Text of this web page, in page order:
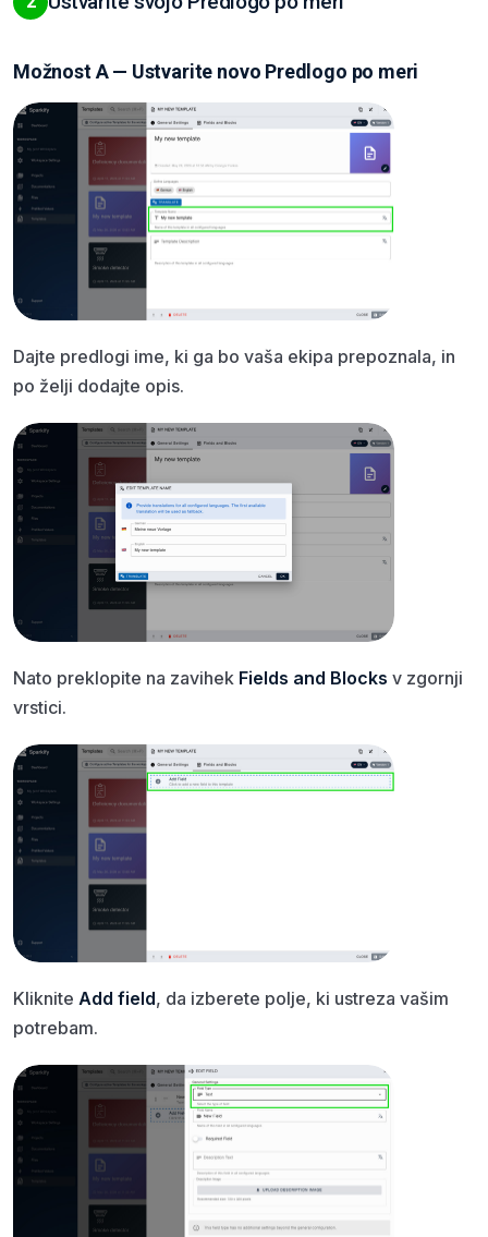
Možnost A — Ustvarite novo Predlogo po meri
Dajte predlogi ime, ki ga bo vaša ekipa prepoznala, in
po želji dodajte opis.
Nato preklopite na zavihek Fields and Blocks v zgornji
vrstici.
Kliknite Add field, da izberete polje, ki ustreza vašim
potrebam.